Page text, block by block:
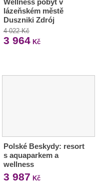
lázeňském městě
Duszniki Zdrój
4 022 Kč
3 964Kč
Polské Beskydy: resort
s aquaparkem a
wellness
3 987 Kč